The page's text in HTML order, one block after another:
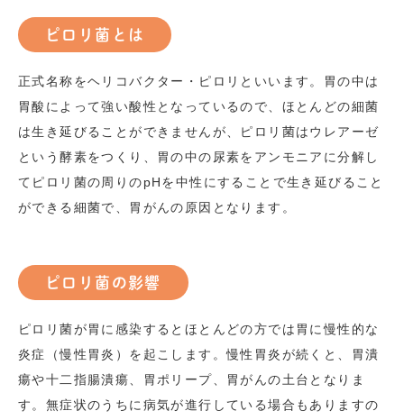
ピロリ菌とは
正式名称をヘリコバクター・ピロリといいます。胃の中は
胃酸によって強い酸性となっているので、ほとんどの細菌
は生き延びることができませんが、ピロリ菌はウレアーゼ
という酵素をつくり、胃の中の尿素をアンモニアに分解し
てピロリ菌の周りのpHを中性にすることで生き延びること
ができる細菌で、胃がんの原因となります。
ピロリ菌の影響
ピロリ菌が胃に感染するとほとんどの方では胃に慢性的な
炎症（慢性胃炎）を起こします。慢性胃炎が続くと、胃潰
瘍や十二指腸潰瘍、胃ポリープ、胃がんの土台となりま
す。無症状のうちに病気が進行している場合もありますの